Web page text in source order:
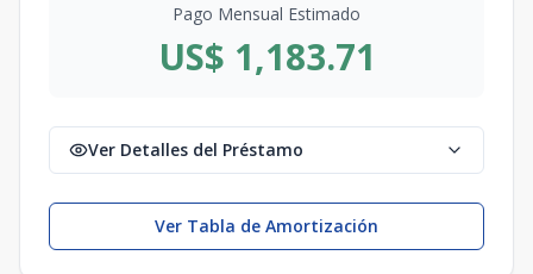
Pago Mensual Estimado
US$ 1,183.71
Ver Detalles del Préstamo
Ver Tabla de Amortización